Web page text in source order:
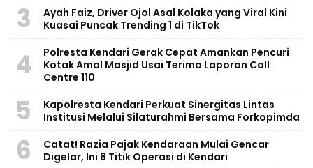
3
Ayah Faiz, Driver Ojol Asal Kolaka yang Viral Kini
Kuasai Puncak Trending 1 di TikTok
4
Polresta Kendari Gerak Cepat Amankan Pencuri
Kotak Amal Masjid Usai Terima Laporan Call
Centre 110
5
Kapolresta Kendari Perkuat Sinergitas Lintas
Institusi Melalui Silaturahmi Bersama Forkopimda
6
Catat! Razia Pajak Kendaraan Mulai Gencar
Digelar, Ini 8 Titik Operasi di Kendari